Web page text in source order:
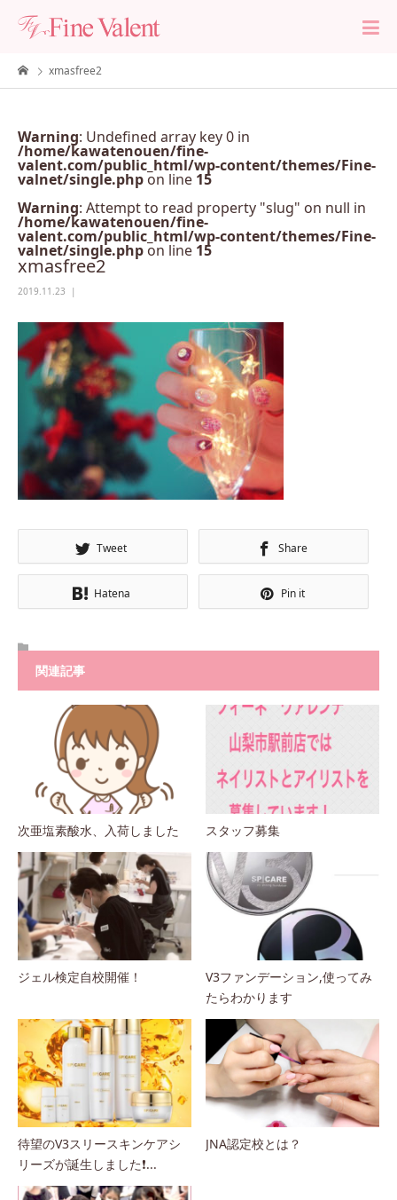
xmasfree2
Warning: Undefined array key 0 in
/home/kawatenouen/fine-
valent.com/public_html/wp-content/themes/Fine-
valnet/single.phpon line 15
Warning: Attempt to read property "slug" on null in
/home/kawatenouen/fine-
valent.com/public_html/wp-content/themes/Fine-
valnet/single.phpon line 15
xmasfree2
2019.11.23
Tweet Share
Hatena Pin it
関連記事
次亜塩素酸水、入荷しました スタッフ募集
ジェル検定自校開催！
V3ファンデーション,使ってみ
たらわかります
待望のV3スリースキンケアシ
リーズが誕生しました❗...
JNA認定校とは？